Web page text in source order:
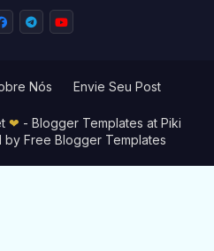
❤ - Blogger Templates at Piki
by Free Blogger Templates
Nós Envie Seu Post